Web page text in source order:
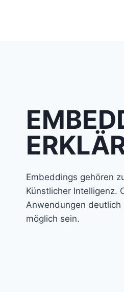
Embeddings gehören
Künstlicher Intelligenz.
Anwendungen
möglich sein.